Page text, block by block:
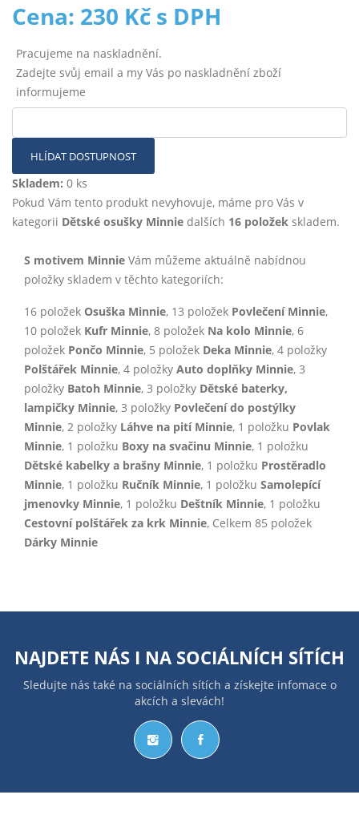
Cena: 230 Kč s DPH
Pracujeme na naskladnění.
Zadejte svůj email a my Vás po naskladnění zboží
informujeme
HLÍDAT DOSTUPNOST
Skladem: 0 ks
Pokud Vám tento produkt nevyhovuje, máme pro Vás v
kategorii Dětské osušky Minnie dalších 16 položek skladem.
S motivem Minnie Vám můžeme aktuálně nabídnou
položky skladem v těchto kategoriích:
16 položek Osuška Minnie, 13 položek Povlečení Minnie,
10 položek Kufr Minnie, 8 položek Na kolo Minnie, 6
položek Pončo Minnie, 5 položek Deka Minnie, 4 položky
Polštářek Minnie, 4 položky Auto doplňky Minnie, 3
položky Batoh Minnie, 3 položky Dětské baterky,
lampičky Minnie, 3 položky Povlečení do postýlky
Minnie, 2 položky Láhve na pití Minnie, 1 položku Povlak
Minnie, 1 položku Boxy na svačinu Minnie, 1 položku
Dětské kabelky a brašny Minnie, 1 položku Prostěradlo
Minnie, 1 položku Ručník Minnie, 1 položku Samolepící
jmenovky Minnie, 1 položku Deštník Minnie, 1 položku
Cestovní polštářek za krk Minnie, Celkem 85 položek
Dárky Minnie
NAJDETE NÁS I NA SOCIÁLNÍCH SÍTÍCH
Sledujte nás také na sociálních sítích a získejte infomace o
akcích a slevách!